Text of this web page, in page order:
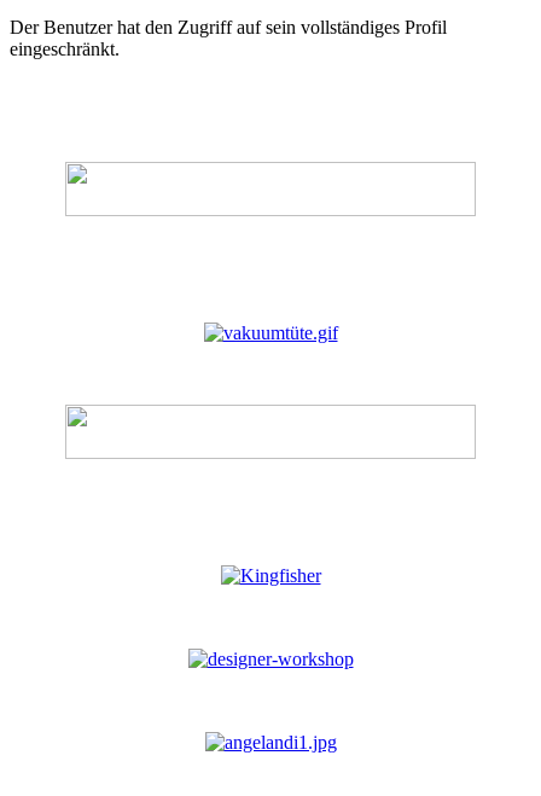
Der Benutzer hat den Zugriff auf sein vollständiges Profil
eingeschränkt.